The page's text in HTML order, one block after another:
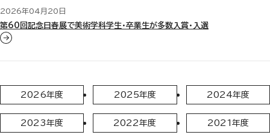
2026年04月20日
第60回記念日春展で美術学科学生・卒業生が多数入賞・入選
2026年度 2025年度 2024年度
2023年度 2022年度 2021年度